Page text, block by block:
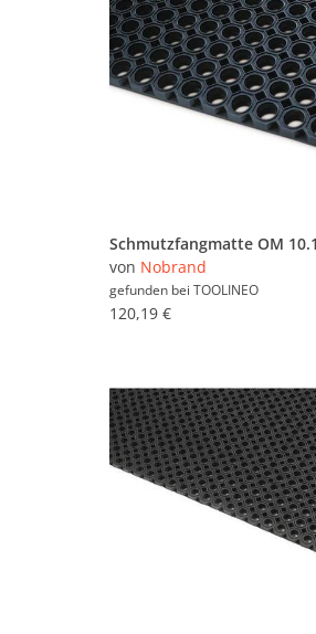
von Nobrand
gefunden bei TOOLINEO
120,19 €